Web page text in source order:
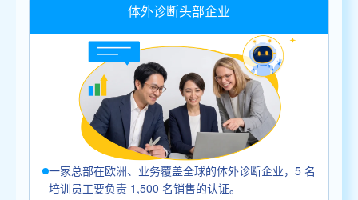
体外诊断头部企业
一家总部在欧洲、业务覆盖全球的体外诊断企业，5 名
培训员工要负责 1,500 名销售的认证。